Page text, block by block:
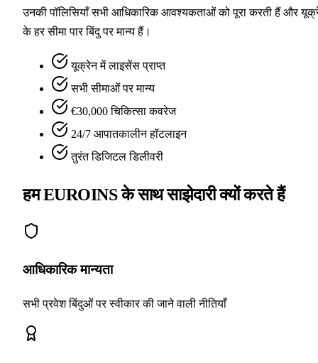
उनकी पॉलिसियाँ सभी आधिकारिक आवश्यकताओं को पूरा करती हैं और
के हर सीमा पार बिंदु पर मान्य हैं।
यूक्रेन में लाइसेंस प्राप्त
सभी सीमाओं पर मान्य
€30,000 चिकित्सा कवरेज
24/7 आपातकालीन हॉटलाइन
तुरंत डिजिटल डिलीवरी
हम EUROINS के साथ साझेदारी क्यों करते हैं
आधिकारिक मान्यता
सभी प्रवेश बिंदुओं पर स्वीकार की जाने वाली नीतियाँ